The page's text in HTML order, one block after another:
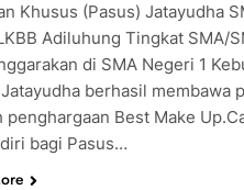
Khusus (Pasus) Jatayudha
Adiluhung Tingkat SMA/
di SMA Negeri 1
berhasil membawa
penghargaan Best Make
bagi Pasus…